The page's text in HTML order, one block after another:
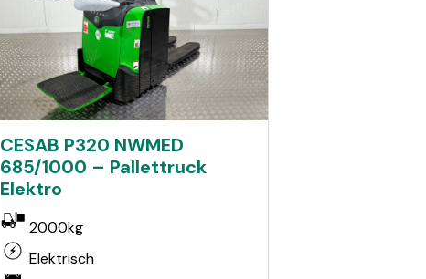
CESAB P320 NWMED
685/1000 – Pallettruck
Elektro
2000kg
Elektrisch